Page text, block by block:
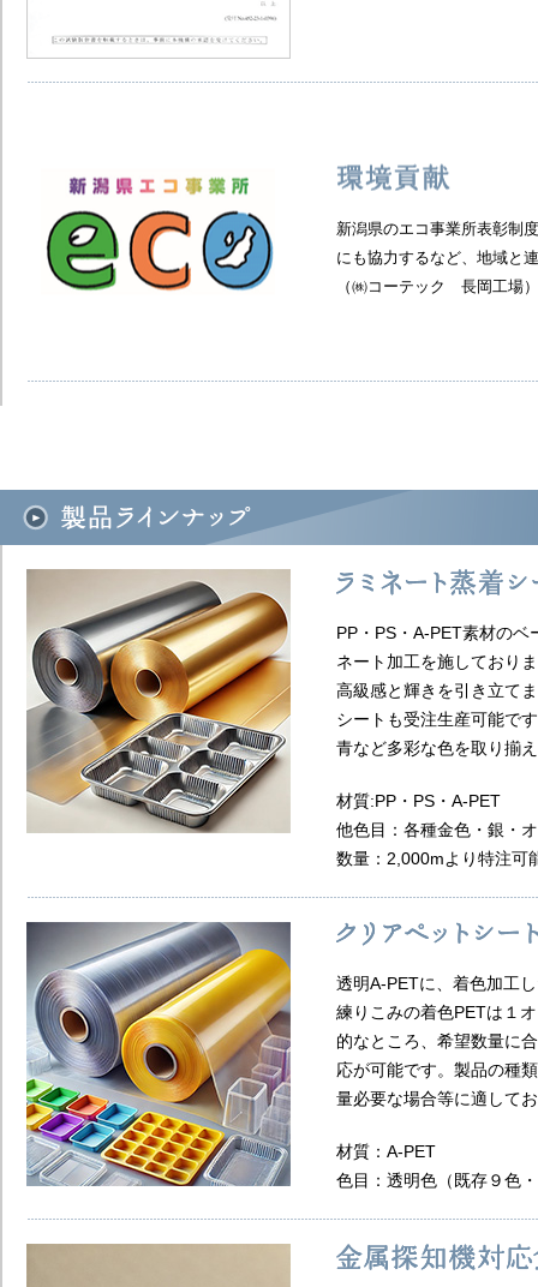
新潟県のエコ事業所表彰制
にも協力するなど、地域と
（㈱コーテック 長岡工場）​​
PP・PS・A-PET素材の
ネート加工を施しており
高級感と輝きを引き立て
シートも受注生産可能で
青など多彩な色を取り揃
材質:PP・PS・A-PET​
他色目：各種金色・銀・
数量：2,000mより特注可
透明A-PETに、着色加工
練りこみの着色PETは１
的なところ、希望数量に
応が可能です。​製品の種
量必要な場合等に適して
材質：A-PET​​
色目：透明色（既存９色